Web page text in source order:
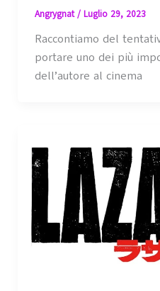
Angrygnat/ Luglio 29, 2023
Raccontiamo del
portare uno dei più
dell’autore al cinema